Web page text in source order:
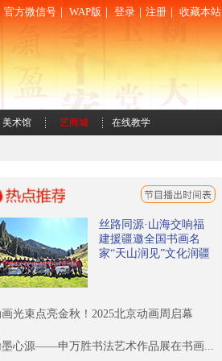
官方微信号｜ WAP版 ｜ 登录｜ 注册｜ 收藏本站
美术馆 艺商城 在线教学
丝路同源·山海交响福
建援疆邀全国书画名
家“天山润见”文化润疆
光束点亮金秋！2025北京动画周启幕
心源——申万胜书法艺术作品展在书画...